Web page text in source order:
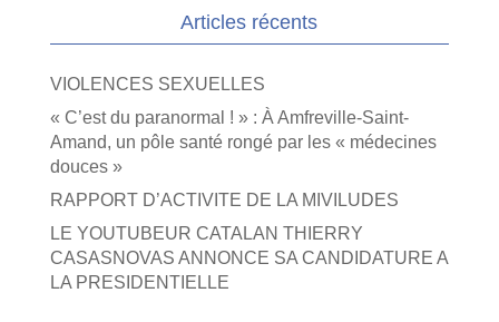
Articles récents
VIOLENCES SEXUELLES
« C’est du paranormal ! » : À Amfreville-Saint-
Amand, un pôle santé rongé par les « médecines
douces »
RAPPORT D’ACTIVITE DE LA MIVILUDES
LE YOUTUBEUR CATALAN THIERRY
CASASNOVAS ANNONCE SA CANDIDATURE A
LA PRESIDENTIELLE